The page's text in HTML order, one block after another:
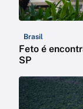
Brasil
Feto é
SP